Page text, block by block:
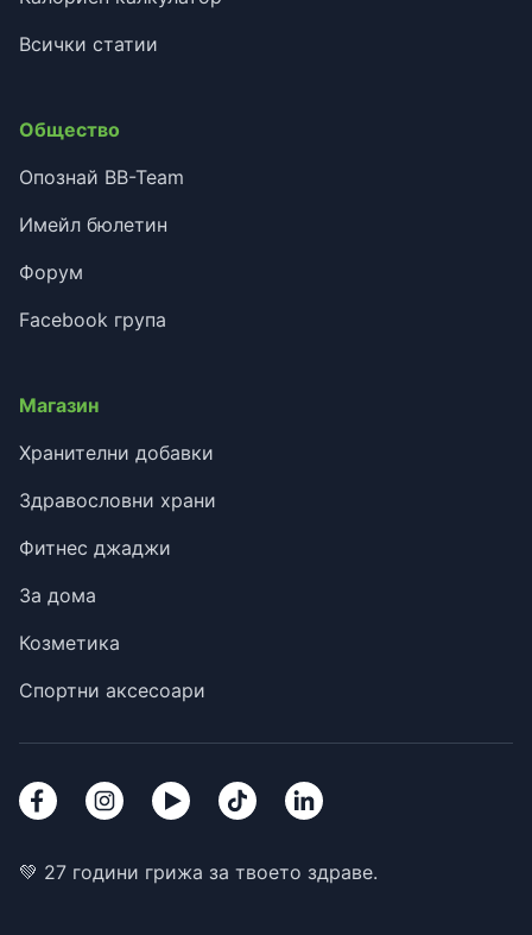
Всички статии
Общество
Опознай BB-Team
Имейл бюлетин
Форум
Facebook група
Магазин
Хранителни добавки
Здравословни храни
Фитнес джаджи
За дома
Козметика
Спортни аксесоари
💚 27 години грижа за твоето здраве.